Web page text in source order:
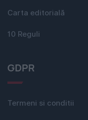
Carta editorială
10 Reguli
GDPR
Termeni si conditii